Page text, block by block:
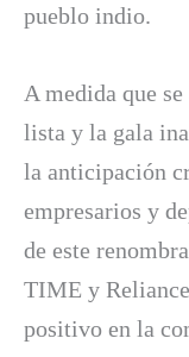
pueblo indio.
A medida que
lista y la gala
la anticipación
empresarios y
de este
TIME y
positivo en la